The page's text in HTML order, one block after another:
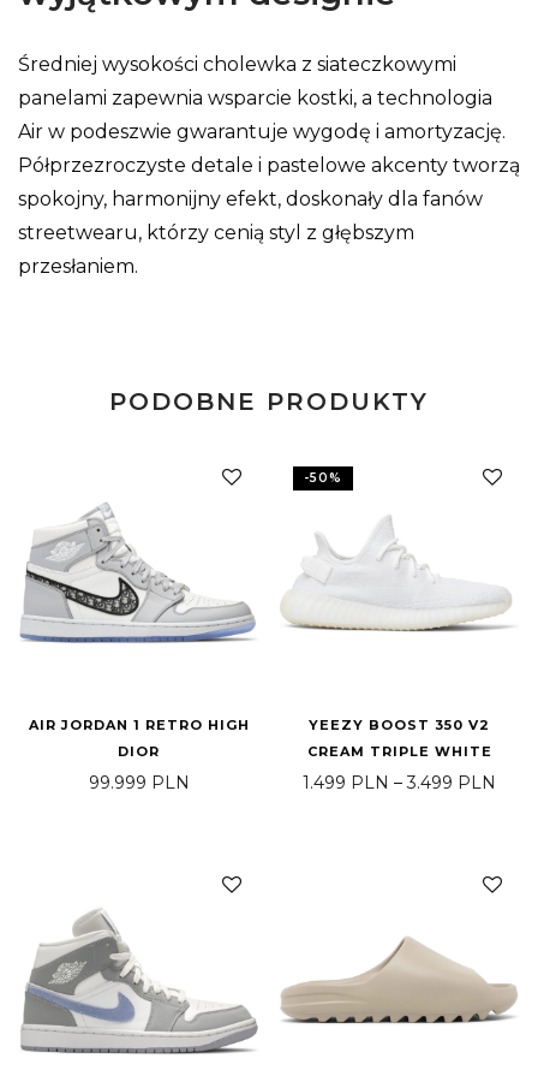
Średniej wysokości cholewka z siateczkowymi
panelami zapewnia wsparcie kostki, a technologia
Air w podeszwie gwarantuje wygodę i amortyzację.
Półprzezroczyste detale i pastelowe akcenty tworzą
spokojny, harmonijny efekt, doskonały dla fanów
streetwearu, którzy cenią styl z głębszym
przesłaniem.
PODOBNE PRODUKTY
AIR JORDAN 1 RETRO HIGH
DIOR
99.999 PLN
-50%
YEEZY BOOST 350 V2
CREAM TRIPLE WHITE
1.499 PLN – 3.499 PLN